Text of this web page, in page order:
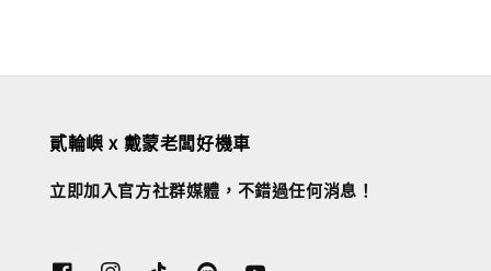
貳輪嶼 x 戴蒙老闆好機車
立即加入官方社群媒體，不錯過任何消息！